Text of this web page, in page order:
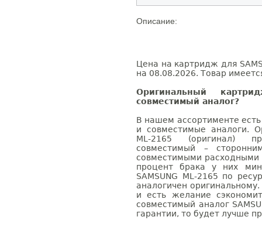
Описание:
Цена на картридж для
на 08.08.2026. Товар
Оригинальный
совместимый аналог?
В нашем ассортименте
и совместимые аналоги.
ML-2165 (оригинал)
совместимый –
совместимыми расходными
процент брака у них
SAMSUNG ML-2165 по
аналогичен
и есть желание
совместимый аналог
гарантии, то будет лучше